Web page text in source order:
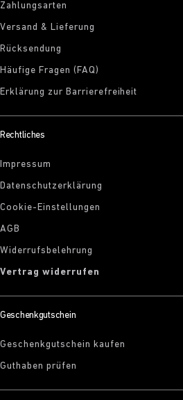
Zahlungsarten
Versand & Lieferung
Rücksendung
Häufige Fragen (FAQ)
Erklärung zur Barrierefreiheit
Rechtliches
Impressum
Datenschutzerklärung
Cookie-Einstellungen
AGB
Widerrufsbelehrung
Vertrag widerrufen
Geschenkgutschein
Geschenkgutschein kaufen
Guthaben prüfen